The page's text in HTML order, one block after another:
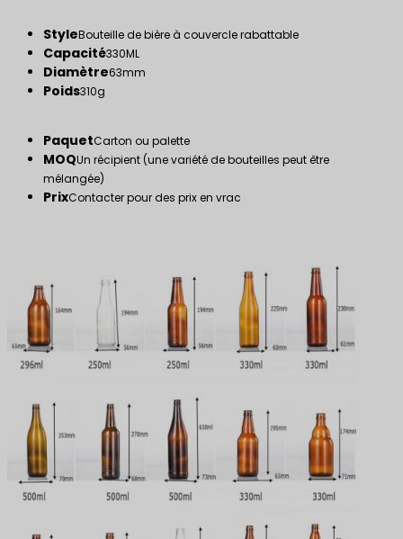
StyleBouteille de bière à couvercle rabattable
Capacité330ML
Diamètre63mm
Poids310g
PaquetCarton ou palette
MOQUn récipient (une variété de bouteilles peut être
mélangée)
PrixContacter pour des prix en vrac